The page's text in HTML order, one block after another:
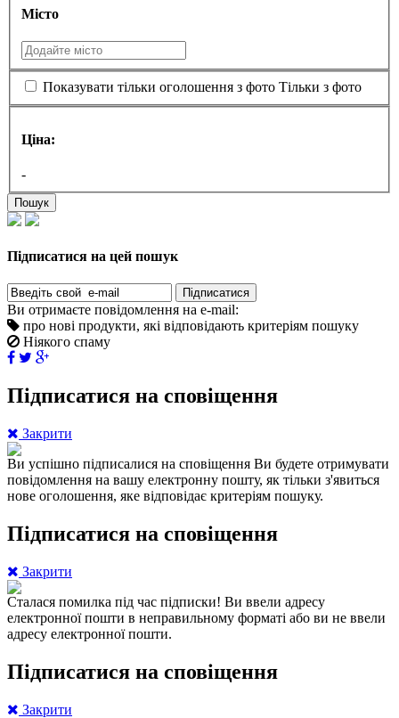
Місто
Показувати тільки оголошення з фото Тільки з фото
Ціна:
-
Пошук
Підписатися на цей пошук
Підписатися
Ви отримаєте повідомлення на e-mail:
про нові продукти, які відповідають критеріям пошуку
Ніякого спаму
Підписатися на сповіщення
Закрити
Ви успішно підписалися на сповіщення Ви будете отримувати
повідомлення на вашу електронну пошту, як тільки з'явиться
нове оголошення, яке відповідає критеріям пошуку.
Підписатися на сповіщення
Закрити
Сталася помилка під час підписки! Ви ввели адресу
електронної пошти в неправильному форматі або ви не ввели
адресу електронної пошти.
Підписатися на сповіщення
Закрити